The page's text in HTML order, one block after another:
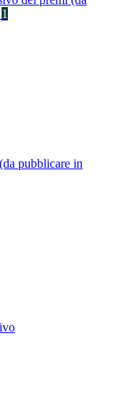
1
pubblicare in